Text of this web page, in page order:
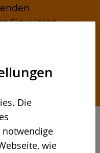
Die
wie
Sie wissen